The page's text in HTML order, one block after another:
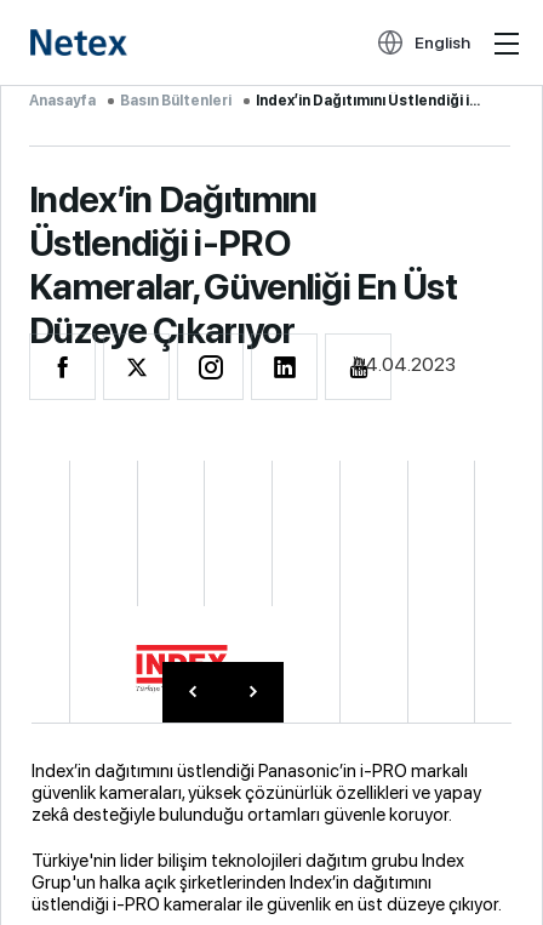
English
Anasayfa Basın Bültenleri Index’in Dağıtımını Üstlendiği i-PRO Kam...
Index’in Dağıtımını
Üstlendiği i-PRO
Kameralar, Güvenliği En Üst
Düzeye Çıkarıyor
04.04.2023
Index’in dağıtımını üstlendiği Panasonic’in i-PRO markalı
güvenlik kameraları, yüksek çözünürlük özellikleri ve yapay
zekâ desteğiyle bulunduğu ortamları güvenle koruyor.
Türkiye'nin lider bilişim teknolojileri dağıtım grubu Index
Grup'un halka açık şirketlerinden Index’in dağıtımını
üstlendiği i-PRO kameralar ile güvenlik en üst düzeye çıkıyor.